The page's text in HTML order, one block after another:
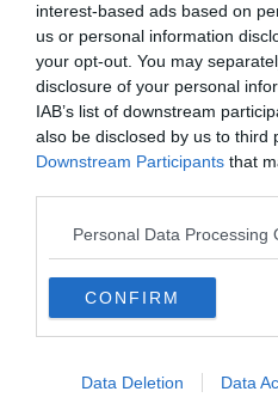
interest-based ads based on
us or personal information
your opt-out. You may
disclosure of your personal
IAB’s list of downstream
also be disclosed by us to third
Downstream Participants that
Personal Data Processing
CONFIRM
Data Deletion Data
Joni Sighvatsson: "Il
disegnato la mia
cinema"